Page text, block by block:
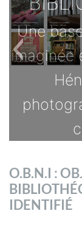
Une
IDENTIFIÉ